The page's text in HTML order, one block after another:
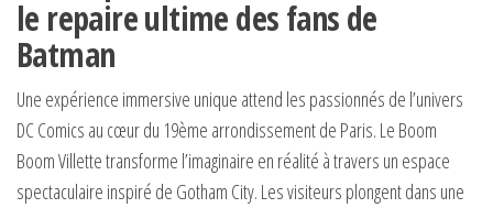
le repaire ultime des fans de
Batman
Une expérience immersive unique attend les passionnés de l’univers
DC Comics au cœur du 19ème arrondissement de Paris. Le Boom
Boom Villette transforme l’imaginaire en réalité à travers un espace
spectaculaire inspiré de Gotham City. Les visiteurs plongent dans une